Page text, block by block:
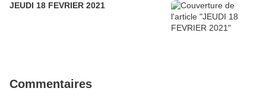
JEUDI 18 FEVRIER 2021
Commentaires